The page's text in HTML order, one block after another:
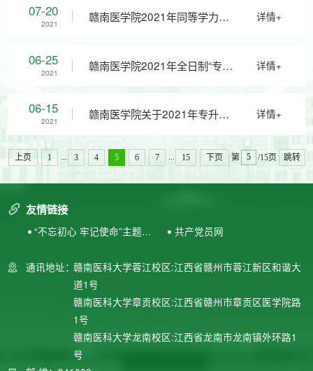
告(第3号)
07-20
2021 赣南医学院2021年同等学力申
请临床医学硕士专业学位招生
详情+
06-25
2021 赣南医学院2021年全日制“专升
本”考试拟录取名单公示
详情+
06-15
2021 赣南医学院关于2021年专升本
招生考试成绩查询的通知
详情+
上页 1 3 4 5 6 7 15 下页 第 /15页 跳转
友情链接
“不忘初心 牢记使命”主题教
共产党员网
通讯地址：赣南医科大学蓉江校区:江西省赣州市蓉江新区和谐大
道1号
赣南医科大学章贡校区:江西省赣州市章贡区医学院路
1号
赣南医科大学龙南校区:江西省龙南市龙南镇外环路1
号